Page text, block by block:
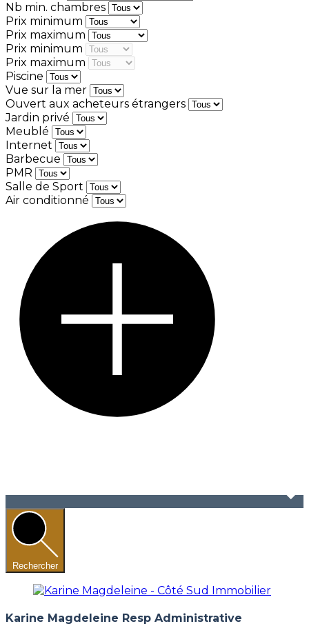
Nb min. chambres
Prix minimum
Prix maximum
Prix minimum
Prix maximum
Piscine
Vue sur la mer
Ouvert aux acheteurs étrangers
Jardin privé
Meublé
Internet
Barbecue
PMR
Salle de Sport
Air conditionné
Rechercher
Karine Magdeleine Resp Administrative